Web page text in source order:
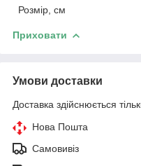
Розмір, см
Приховати
Умови доставки
Доставка здійснюється
Нова Пошта
Самовивіз